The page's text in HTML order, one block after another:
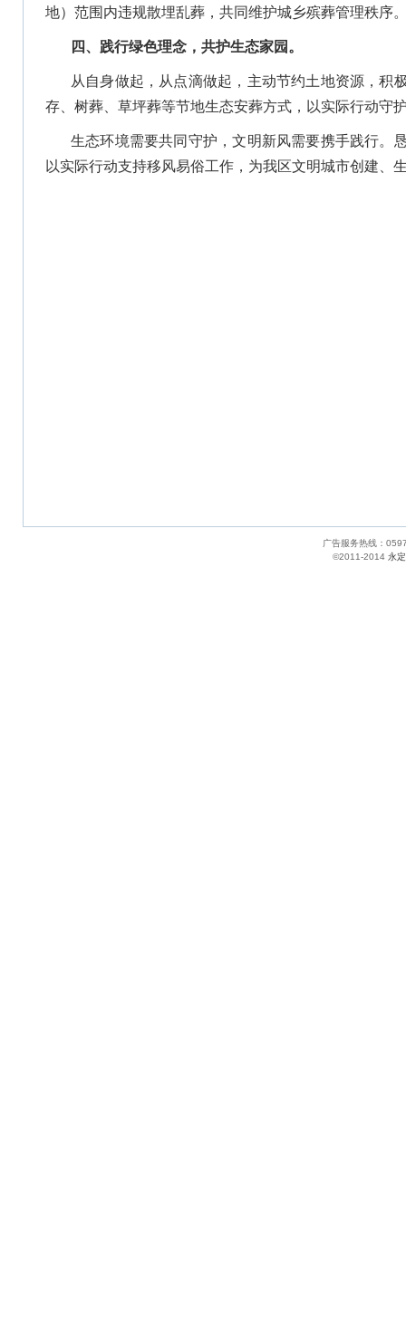
地）范围内违规散埋乱葬，共同维护城乡殡葬管理秩序
四、践行绿色理念，共护生态家园。
从自身做起，从点滴做起，主动节约土地资源，积
存、树葬、草坪葬等节地生态安葬方式，以实际行动守
生态环境需要共同守护，文明新风需要携手践行。
以实际行动支持移风易俗工作，为我区文明城市创建、
广告服务热线：
©2011-2014 永